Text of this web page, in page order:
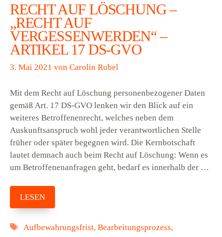
RECHT AUF LÖSCHUNG –
„RECHT AUF
VERGESSENWERDEN“ –
ARTIKEL 17 DS-GVO
3. Mai 2021 von Carolin Rubel
Mit dem Recht auf Löschung personenbezogener Daten
gemäß Art. 17 DS-GVO lenken wir den Blick auf ein
weiteres Betroffenenrecht, welches neben dem
Auskunftsanspruch wohl jeder verantwortlichen Stelle
früher oder später begegnen wird. Die Kernbotschaft
lautet demnach auch beim Recht auf Löschung: Wenn es
um Betroffenenanfragen geht, bedarf es innerhalb der …
LESEN
Schlagwörter
Aufbewahrungsfrist,Bearbeitungsprozess,